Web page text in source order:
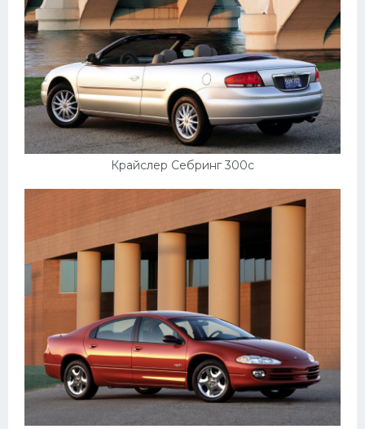
Крайслер Себринг 300с